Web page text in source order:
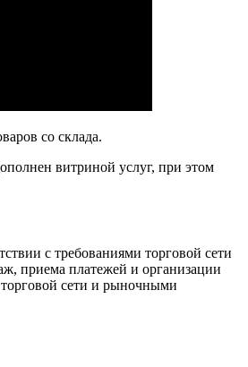
со склада.
витриной услуг, при этом
с требованиями торговой сети
приема платежей и организации
сети и рыночными